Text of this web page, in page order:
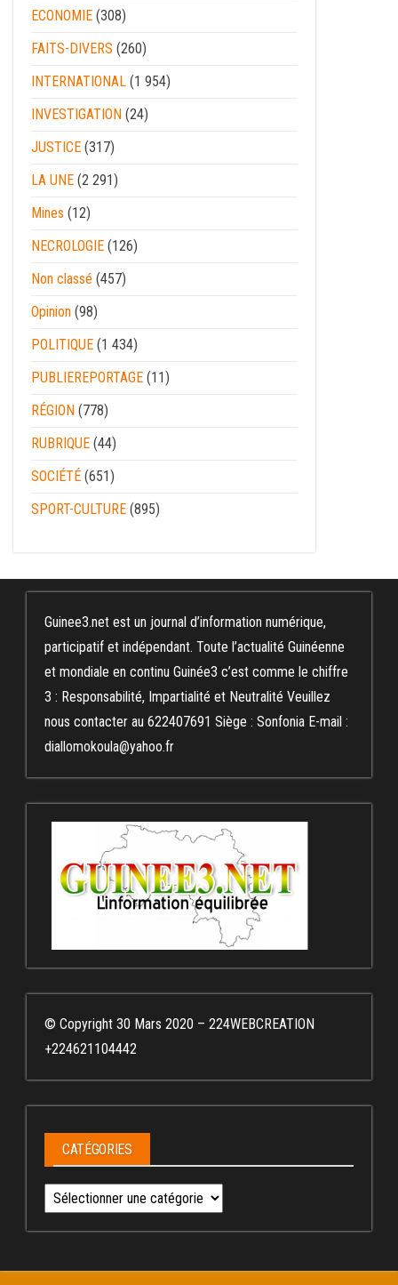
ECONOMIE (308)
FAITS-DIVERS (260)
INTERNATIONAL (1 954)
INVESTIGATION (24)
JUSTICE (317)
LA UNE (2 291)
Mines (12)
NECROLOGIE (126)
Non classé (457)
Opinion (98)
POLITIQUE (1 434)
PUBLIEREPORTAGE (11)
RÉGION (778)
RUBRIQUE (44)
SOCIÉTÉ (651)
SPORT-CULTURE (895)
Guinee3.net est un journal d’information numérique,
participatif et indépendant. Toute l’actualité Guinéenne
et mondiale en continu Guinée3 c’est comme le chiffre
3 : Responsabilité, Impartialité et Neutralité Veuillez
nous contacter au 622407691 Siège : Sonfonia E-mail :
diallomokoula@yahoo.fr
© Copyright 30 Mars 2020 – 224WEBCREATION
+224621104442
CATÉGORIES
Catégories